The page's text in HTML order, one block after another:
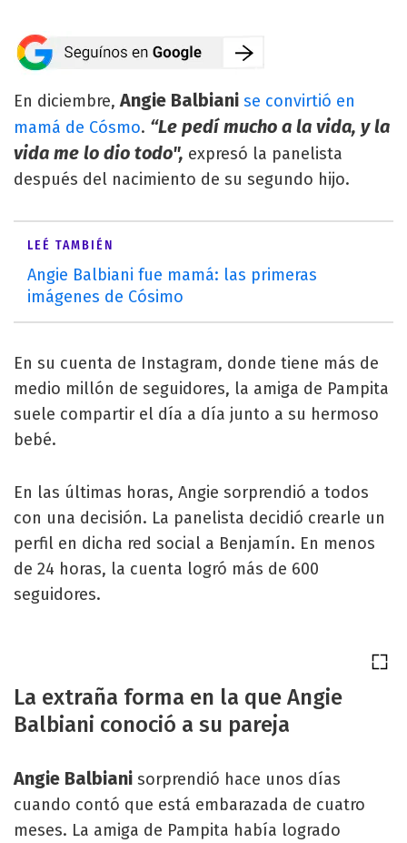
En diciembre,Angie Balbiani se convirtió en
mamá de Cósmo. “Le pedí mucho a la vida, y la
vida me lo dio todo", expresó la panelista
después del nacimiento de su segundo hijo.
LEÉ TAMBIÉN
Angie Balbiani fue mamá: las primeras
imágenes de Cósimo
En su cuenta de Instagram, donde tiene más de
medio millón de seguidores, la amiga de Pampita
suele compartir el día a día junto a su hermoso
bebé.
En las últimas horas, Angie sorprendió a todos
con una decisión. La panelista decidió crearle un
perfil en dicha red social a Benjamín. En menos
de 24 horas, la cuenta logró más de 600
seguidores.
La extraña forma en la que Angie
Balbiani conoció a su pareja
Angie Balbiani sorprendió hace unos días
cuando contó que está embarazada de cuatro
meses. La amiga de Pampita había logrado